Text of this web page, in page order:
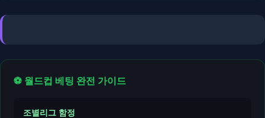
⚽ 월드컵 베팅 완전 가이드
조별리그 함정